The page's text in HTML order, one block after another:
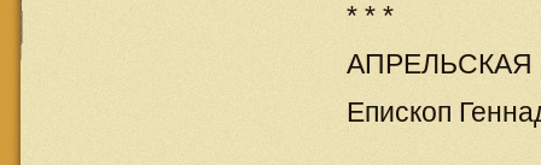
* * *
АПРЕЛЬСКАЯ
Епископ